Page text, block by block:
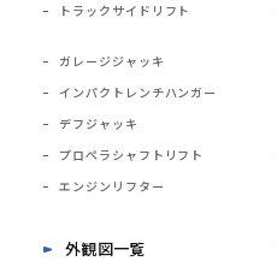
トラックサイドリフト
ガレージジャッキ
インパクトレンチハンガー
デフジャッキ
プロペラシャフトリフト
エンジンリフター
外観図一覧